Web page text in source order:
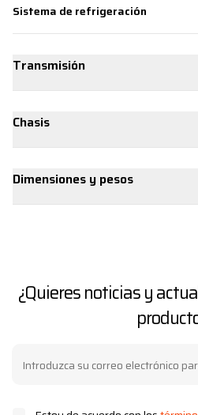
Sistema de refrigeración
Transmisión
Chasis
Dimensiones y pesos
¿Quieres noticias y